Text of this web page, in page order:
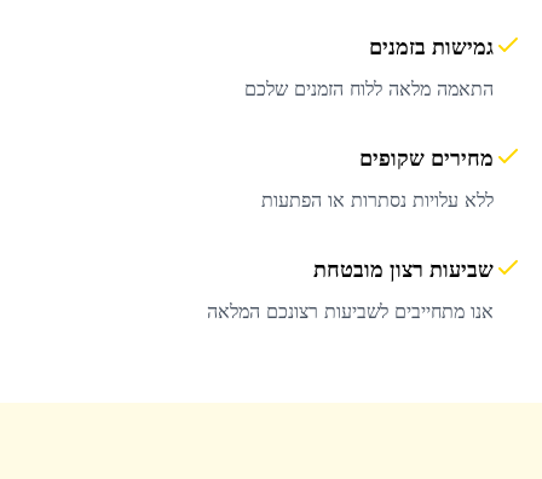
גמישות בזמנים
התאמה מלאה ללוח הזמנים שלכם
מחירים שקופים
ללא עלויות נסתרות או הפתעות
שביעות רצון מובטחת
אנו מתחייבים לשביעות רצונכם המלאה